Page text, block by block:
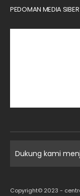
PEDOMAN MEDIA SIBER
Dukung kami
Copyright© 2023 -